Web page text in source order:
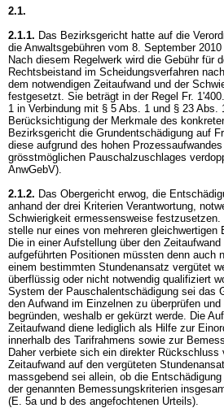
2.1.
2.1.1. Das Bezirksgericht hatte auf die
die Anwaltsgebühren vom 8. September
Nach diesem Regelwerk wird die Gebühr für
Rechtsbeistand im Scheidungsverfahren
dem notwendigen Zeitaufwand und der
festgesetzt. Sie beträgt in der Regel Fr.
1 in Verbindung mit § 5 Abs. 1 und § 23 Abs.
Berücksichtigung der Merkmale des
Bezirksgericht die Grundentschädigung auf
diese aufgrund des hohen
grösstmöglichen Pauschalzuschlages
AnwGebV).
2.1.2. Das Obergericht erwog, die
anhand der drei Kriterien Verantwortung,
Schwierigkeit ermessensweise festzusetzen.
stelle nur eines von mehreren gleichwertigen
Die in einer Aufstellung über den
aufgeführten Positionen müssten denn auch
einem bestimmten Stundenansatz vergütet
überflüssig oder nicht notwendig qualifiziert
System der Pauschalentschädigung sei das
den Aufwand im Einzelnen zu überprüfen
begründen, weshalb er gekürzt werde. Die
Zeitaufwand diene lediglich als Hilfe zur
innerhalb des Tarifrahmens sowie zur
Daher verbiete sich ein direkter
Zeitaufwand auf den vergüteten
massgebend sei allein, ob die
der genannten Bemessungskriterien
(E. 5a und b des angefochtenen Urteils).